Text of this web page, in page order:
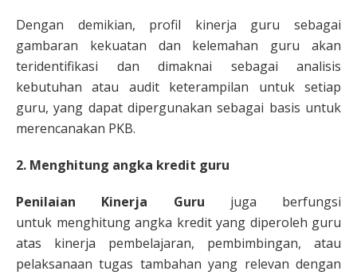
Dengan demikian, profil kinerja guru sebagai
gambaran kekuatan dan kelemahan guru akan
teridentifikasi dan dimaknai sebagai analisis
kebutuhan atau audit keterampilan untuk setiap
guru, yang dapat dipergunakan sebagai basis untuk
merencanakan PKB.
2. Menghitung angka kredit guru
Penilaian Kinerja Guru juga berfungsi
untuk menghitung angka kredit yang diperoleh guru
atas kinerja pembelajaran, pembimbingan, atau
pelaksanaan tugas tambahan yang relevan dengan